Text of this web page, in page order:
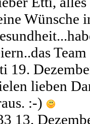
Wünsche
19.
lieben
:-)
13.